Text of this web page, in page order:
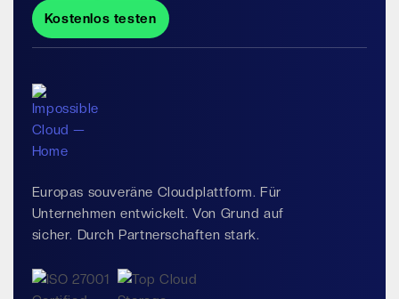
Kostenlos testen
Europas souveräne Cloudplattform. Für
Unternehmen entwickelt. Von Grund auf
sicher. Durch Partnerschaften stark.